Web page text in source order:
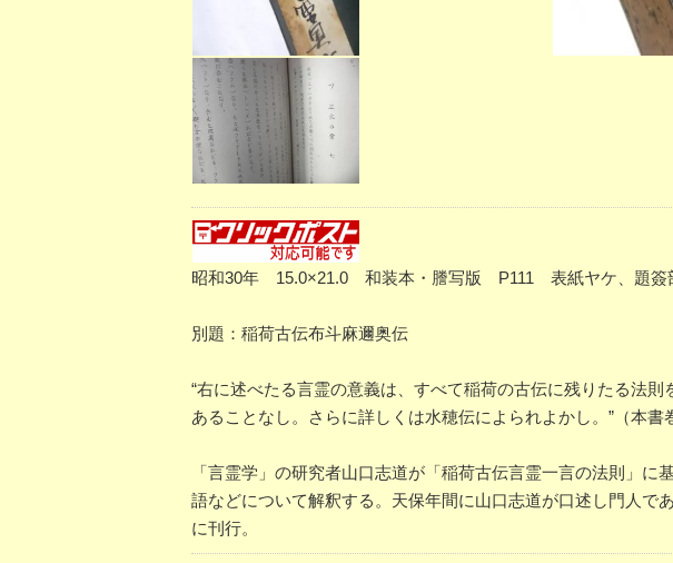
昭和30年 15.0×21.0 和装本・謄写版 P111 表紙ヤケ、題簽
別題：稲荷古伝布斗麻邇奥伝
“右に述べたる言霊の意義は、すべて稲荷の古伝に残りたる法
あることなし。さらに詳しくは水穂伝によられよかし。”（本書
「言霊学」の研究者山口志道が「稲荷古伝言霊一言の法則」
語などについて解釈する。天保年間に山口志道が口述し門人で
に刊行。